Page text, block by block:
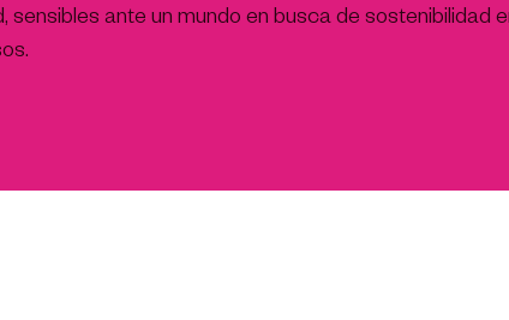
sensibles ante un mundo en busca de sostenibilidad